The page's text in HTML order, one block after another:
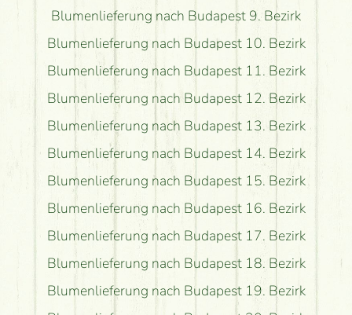
Blumenlieferung nach Budapest 9. Bezirk
Blumenlieferung nach Budapest 10. Bezirk
Blumenlieferung nach Budapest 11. Bezirk
Blumenlieferung nach Budapest 12. Bezirk
Blumenlieferung nach Budapest 13. Bezirk
Blumenlieferung nach Budapest 14. Bezirk
Blumenlieferung nach Budapest 15. Bezirk
Blumenlieferung nach Budapest 16. Bezirk
Blumenlieferung nach Budapest 17. Bezirk
Blumenlieferung nach Budapest 18. Bezirk
Blumenlieferung nach Budapest 19. Bezirk